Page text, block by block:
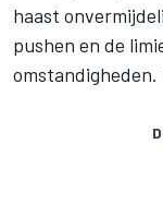
haast
pushen en de
omstandigheden.